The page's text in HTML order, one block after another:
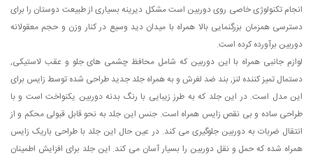
انجام تکنولوژی خاصی روی دوربین است مشکل دیرینه بسیاری از طبیعت دوستان را برای
دسترسی همزمان بزرگنمایی بالا همراه با میدان دید وسیع در کنار وزن و حجم معقولانه
دوربین برآورده کرده است.
لوازم جانبی همراه با این دوربین که شامل محافظ چشمی های جلو و عقب لاستیکی,
دستمال تمیز کننده لنز, بند ضد لغرش و به همراه جلد جدید طراحی شده توسط زایس برای
این مدل است. در این جلد که به طرز زیبایی با رنگ بدنه دوربین یکنواخت است و با
طراحی ساده و بی نقص زایس همراه است. جنس این جلد به نحو قابل قبولی محکم و از
انتقال ضربات به دوربین جلوگیری می کند. در عین حال این جلد با طراحی باریک زایس
همراه شده که حمل و نقل دوربین را بسیار آسان می کند. این جلد برای افزایش اطمینان